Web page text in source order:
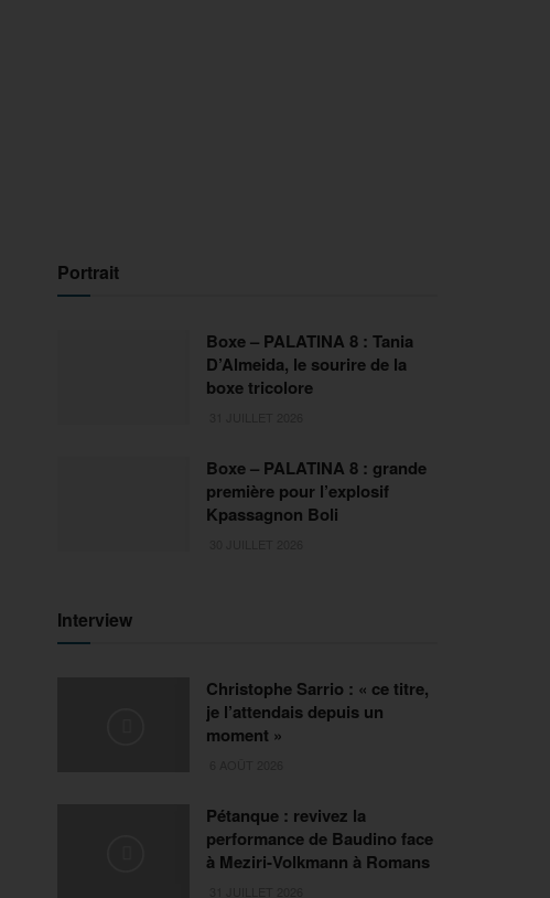
Portrait
Boxe – PALATINA 8 : Tania
D’Almeida, le sourire de la
boxe tricolore
Boxe – PALATINA 8 : grande
première pour l’explosif
Kpassagnon Boli
Interview
Christophe Sarrio : « ce titre,
je l’attendais depuis un
moment »
Pétanque : revivez la
performance de Baudino face
à Meziri-Volkmann à Romans